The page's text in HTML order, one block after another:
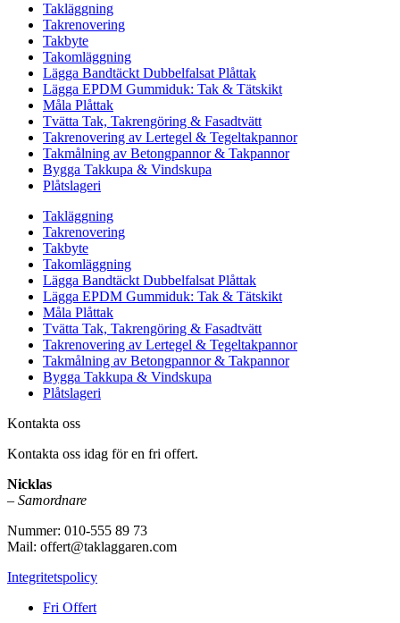
Takläggning
Takrenovering
Takbyte
Takomläggning
Lägga Bandtäckt Dubbelfalsat Plåttak
Lägga EPDM Gummiduk: Tak & Tätskikt
Måla Plåttak
Tvätta Tak, Takrengöring & Fasadtvätt
Takrenovering av Lertegel & Tegeltakpannor
Takmålning av Betongpannor & Takpannor
Bygga Takkupa & Vindskupa
Plåtslageri
Takläggning
Takrenovering
Takbyte
Takomläggning
Lägga Bandtäckt Dubbelfalsat Plåttak
Lägga EPDM Gummiduk: Tak & Tätskikt
Måla Plåttak
Tvätta Tak, Takrengöring & Fasadtvätt
Takrenovering av Lertegel & Tegeltakpannor
Takmålning av Betongpannor & Takpannor
Bygga Takkupa & Vindskupa
Plåtslageri
Kontakta oss
Kontakta oss idag för en fri offert.
Nicklas
– Samordnare
Nummer: 010-555 89 73
Mail: offert@taklaggaren.com
Integritetspolicy
Fri Offert